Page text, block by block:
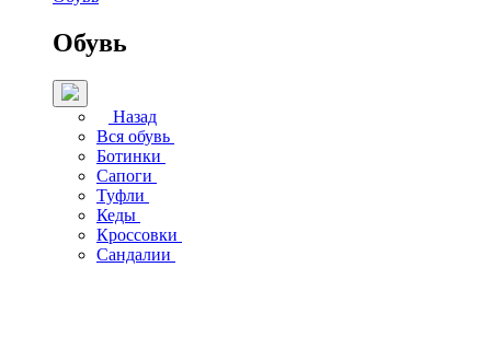
Обувь
Назад
Вся обувь
Ботинки
Сапоги
Туфли
Кеды
Кроссовки
Сандалии